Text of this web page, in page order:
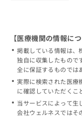
【医療機関の情報につ
掲載している情報は、
独自に収集したもので
全に保証するものでは
実際に検索された医療
に確認していただくこ
当サービスによって生
会社ウェルネスではそ